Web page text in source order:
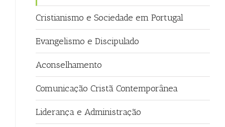
Cristianismo e Sociedade em Portugal
Evangelismo e Discipulado
Aconselhamento
Comunicação Cristã Contemporânea
Liderança e Administração